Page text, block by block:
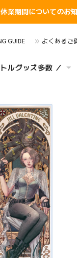
休業期間についてのお
GUIDE よくあるご
ルグッズ多数 ／